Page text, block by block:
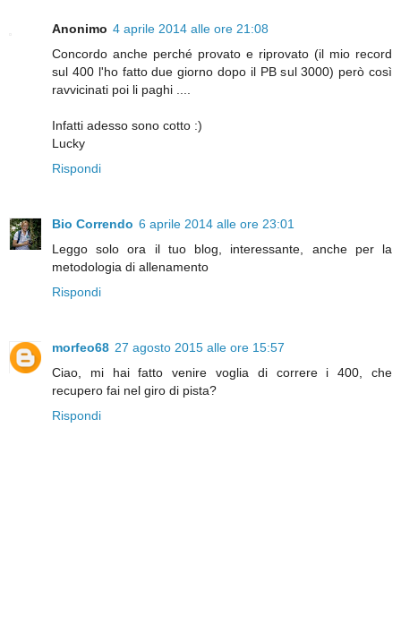
Anonimo 4 aprile 2014 alle ore 21:08
Concordo anche perché provato e riprovato (il mio record
sul 400 l'ho fatto due giorno dopo il PB sul 3000) però così
ravvicinati poi li paghi ....
Infatti adesso sono cotto :)
Lucky
Rispondi
Bio Correndo 6 aprile 2014 alle ore 23:01
Leggo solo ora il tuo blog, interessante, anche per la
metodologia di allenamento
Rispondi
morfeo68 27 agosto 2015 alle ore 15:57
Ciao, mi hai fatto venire voglia di correre i 400, che
recupero fai nel giro di pista?
Rispondi